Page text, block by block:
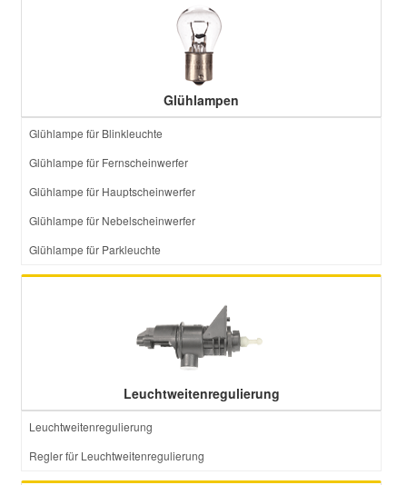
Glühlampen
Glühlampe für Blinkleuchte
Glühlampe für Fernscheinwerfer
Glühlampe für Hauptscheinwerfer
Glühlampe für Nebelscheinwerfer
Glühlampe für Parkleuchte
Leuchtweitenregulierung
Leuchtweitenregulierung
Regler für Leuchtweitenregulierung